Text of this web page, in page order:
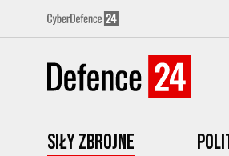
Siły zbrojne